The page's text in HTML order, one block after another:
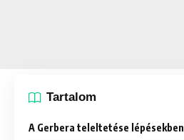
Tartalom
A Gerbera teleltetése lépésekben